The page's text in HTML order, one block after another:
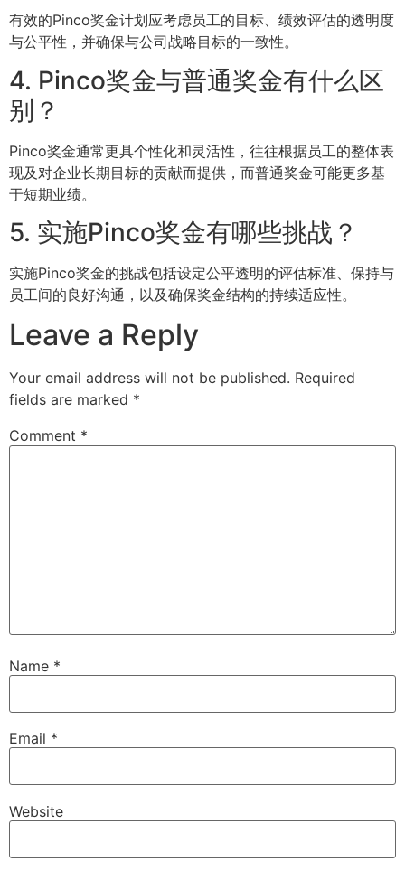
有效的Pinco奖金计划应考虑员工的目标、绩效评估的透明度
与公平性，并确保与公司战略目标的一致性。
4. Pinco奖金与普通奖金有什么区
别？
Pinco奖金通常更具个性化和灵活性，往往根据员工的整体表
现及对企业长期目标的贡献而提供，而普通奖金可能更多基
于短期业绩。
5. 实施Pinco奖金有哪些挑战？
实施Pinco奖金的挑战包括设定公平透明的评估标准、保持与
员工间的良好沟通，以及确保奖金结构的持续适应性。
Leave a Reply
Your email address will not be published. Required
fields are marked *
Comment *
Name *
Email *
Website